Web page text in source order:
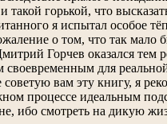
такой горькой, что
я испытал особое
о том, что так
Горчев оказался
для
вам эту книгу, я
процессе идеальным
ибо смотреть на дикую